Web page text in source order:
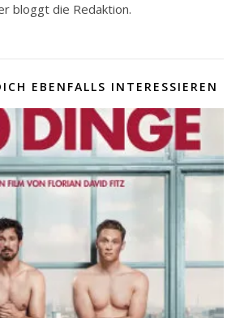
bloggt die Redaktion.
EBENFALLS INTERESSIEREN